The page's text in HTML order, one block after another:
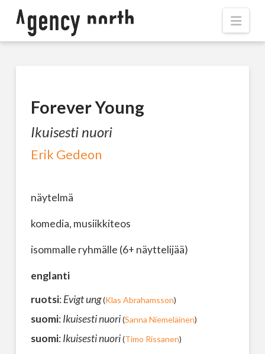
Forever Young
Ikuisesti nuori
Erik Gedeon
näytelmä
komedia, musiikkiteos
isommalle ryhmälle (6+ näyttelijää)
englanti
ruotsi:Evigt ung(Klas Abrahamsson)
suomi:Ikuisesti nuori(Sanna Niemeläinen)
suomi:Ikuisesti nuori(Timo Rissanen)